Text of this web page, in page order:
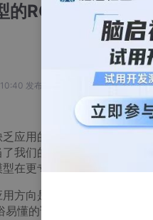
的RGA应用开发
F）
发布
应用的大模型是没有价值
我们的创作助手、咨询专
在更专业的生产领域发挥
用方向是 RAG（Retrieval-
懂的语言帮助大家认识